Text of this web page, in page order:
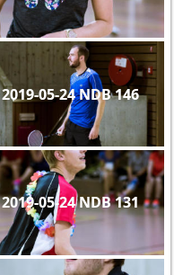
2019-05-24 NDB 146
2019-05-24 NDB 131